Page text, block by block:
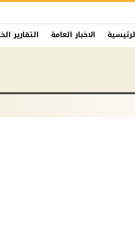
الاخبار العامة التقارير